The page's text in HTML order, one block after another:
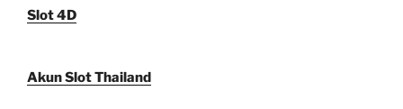
Slot 4D
Akun Slot Thailand